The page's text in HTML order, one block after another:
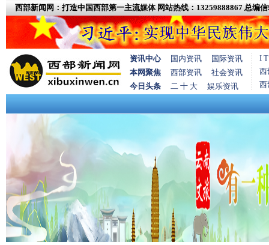
西部新闻网：打造中国西部第一主流媒体 网站热线：13259888867 总编信
资讯中心 国内资讯
国际资讯
本网聚焦
西部资讯
社会资讯
今日头条
二 十 大 娱乐资讯
I
西
西